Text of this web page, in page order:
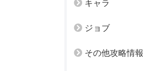
キャラ
ジョブ
その他攻略情報